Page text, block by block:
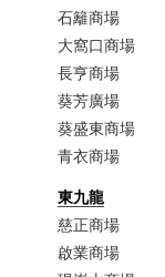
石籬商場
大窩口商場​
長亨商場
葵芳廣場
葵盛東商場
青衣商場​
東九龍
慈正商場​
啟業商場​